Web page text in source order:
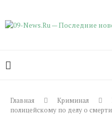
Главная Криминал
полицейскому по делу о